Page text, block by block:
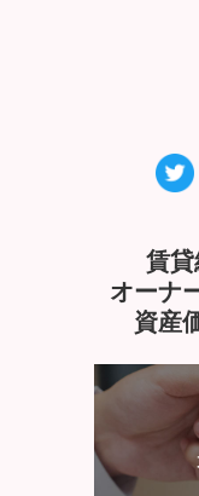
賃
オーナ
資産